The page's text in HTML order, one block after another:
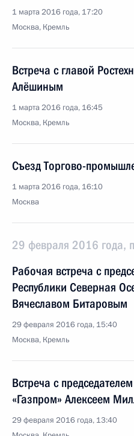
1 марта 2016 года, 17:20
Москва, Кремль
Встреча с главой
Алёшиным
1 марта 2016 года, 16:45
Москва, Кремль
Съезд Торгово-
1 марта 2016 года, 16:10
Москва
29 февраля 2016 года,
Рабочая встреча с
Республики Северная
Вячеславом Битаровым
29 февраля 2016 года, 15:40
Москва, Кремль
Встреча с
«Газпром» Алексеем
29 февраля 2016 года, 13:40